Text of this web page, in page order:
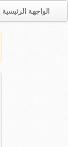
الواجهة الرئيسية